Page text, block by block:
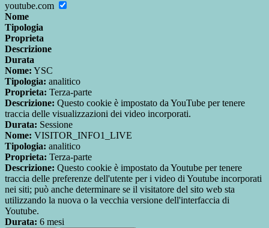
youtube.com
Nome
Tipologia
Proprieta
Descrizione
Durata
Nome: YSC
Tipologia: analitico
Proprieta: Terza-parte
Descrizione: Questo cookie è impostato da YouTube per tenere
traccia delle visualizzazioni dei video incorporati.
Durata: Sessione
Nome: VISITOR_INFO1_LIVE
Tipologia: analitico
Proprieta: Terza-parte
Descrizione: Questo cookie è impostato da Youtube per tenere
traccia delle preferenze dell'utente per i video di Youtube incorporati
nei siti; può anche determinare se il visitatore del sito web sta
utilizzando la nuova o la vecchia versione dell'interfaccia di
Youtube.
Durata: 6 mesi